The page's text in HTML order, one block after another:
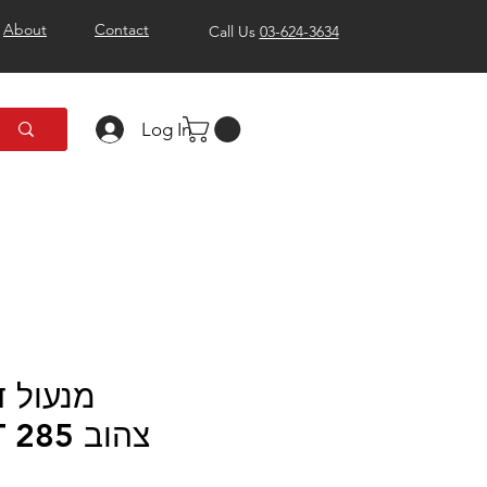
About Contact Call Us 03-624-3634
Log In
ELEMENT 285 צהוב